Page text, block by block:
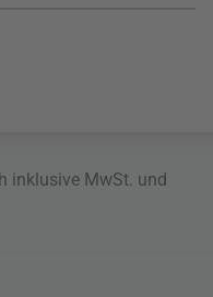
inklusive MwSt. und